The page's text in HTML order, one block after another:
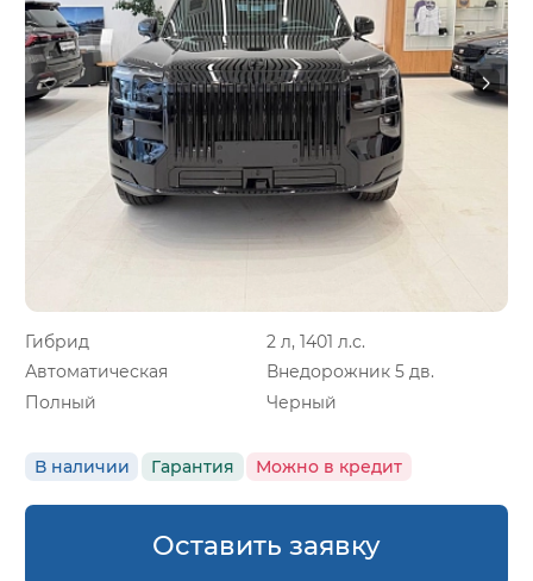
Гибрид
2 л, 1401 л.с.
Автоматическая
Внедорожник 5 дв.
Полный
Черный
В наличии Гарантия Можно в кредит
Оставить заявку